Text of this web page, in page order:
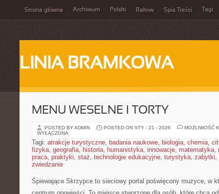
Strona główna Archiwum Polski Raków Spis Treści Tagi
LINIA BRAMKOWA
MENU WESELNE I TORTY
POSTED BY ADMIN POSTED ON STY - 21 - 2026
MOŻLIWOŚĆ
WYŁĄCZONA
Tagi: atrakcje turystyczne, badania naukowe, biologia, chemia,
fizyka, geografia, historia, humanistyka, innowacje, matematyka,
praca, praktyki, staż, technologie edukacyjne, turystyka, zabytki,
zwiedzanie
Śpiewające Skrzypce to sieciowy portal poświęcony muzyce, w